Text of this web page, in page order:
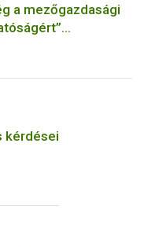
a mezőgazdasági
kérdései